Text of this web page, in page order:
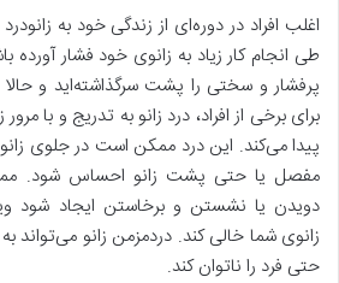
اغلب افراد در دوره‌ای از زندگی خود به
طی انجام کار زیاد به زانوی خود فشار آورده
پرفشار و سختی را پشت سرگذاشته‌اید و حالا
برای برخی از افراد، درد زانو به تدریج و با
پیدا می‌کند. این درد ممکن است در جلوی
مفصل یا حتی پشت زانو احساس شود.
دویدن یا نشستن و برخاستن ایجاد شود ویا
زانوی شما خالی کند. دردمزمن زانو می‌تواند
حتی فرد را ناتوان کند.